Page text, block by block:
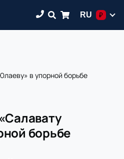
RU ₽
в упорной борьбе
борьбе